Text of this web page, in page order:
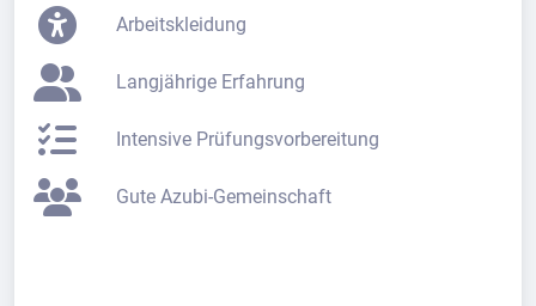
Arbeitskleidung
Langjährige Erfahrung
Intensive Prüfungsvorbereitung
Gute Azubi-Gemeinschaft